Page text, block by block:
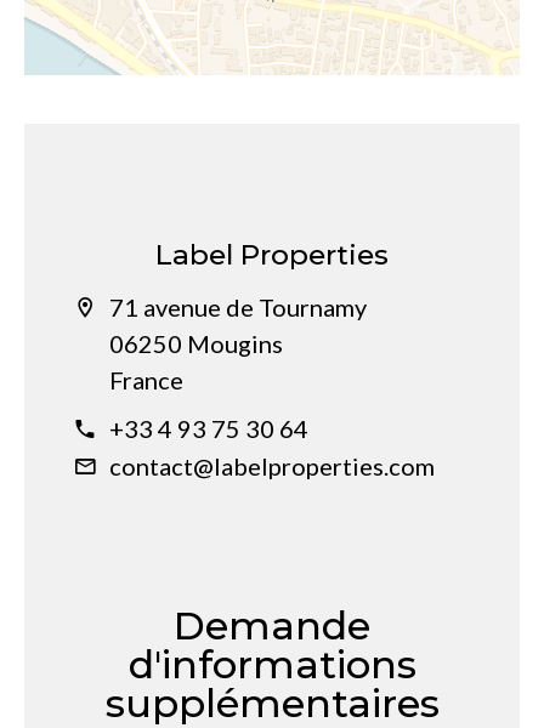
Label Properties
71 avenue de Tournamy
06250 Mougins
France
+33 4 93 75 30 64
contact@labelproperties.com
Demande
d'informations
supplémentaires